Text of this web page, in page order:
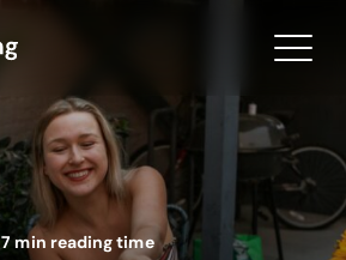
7 min reading time